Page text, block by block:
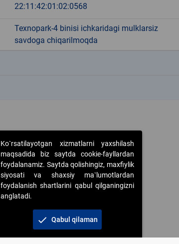
22:11:42:01:02:0568
Texnopark-4 binisi ichkaridagi mulklarsiz
savdoga chiqarilmoqda
Ko`rsatilayotgan xizmatlarni yaxshilash
maqsadida biz saytda cookie-fayllardan
foydalanamiz. Saytda qolishingiz, maxfiylik
siyosati va shaxsiy ma`lumotlardan
foydalanish shartlarini qabul qilganingizni
anglatadi.
check Qabul qilaman